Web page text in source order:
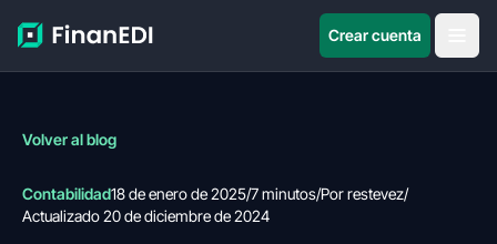
Crear cuenta
Volver al blog
Contabilidad18 de enero de 2025/7 minutos/Por restevez/
Actualizado 20 de diciembre de 2024